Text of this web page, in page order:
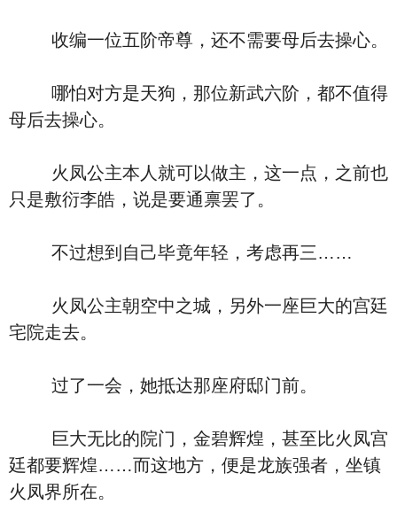
收编一位五阶帝尊，还不需要母后去操心。
哪怕对方是天狗，那位新武六阶，都不值得
母后去操心。
火凤公主本人就可以做主，这一点，之前也
只是敷衍李皓，说是要通禀罢了。
不过想到自己毕竟年轻，考虑再三……
火凤公主朝空中之城，另外一座巨大的宫廷
宅院走去。
过了一会，她抵达那座府邸门前。
巨大无比的院门，金碧辉煌，甚至比火凤宫
廷都要辉煌……而这地方，便是龙族强者，坐镇
火凤界所在。